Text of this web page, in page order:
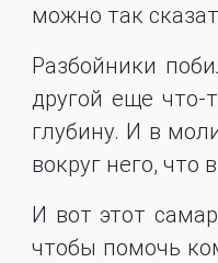
можно так
Разбойники
другой еще что-
глубину. И в
вокруг него, что
И вот этот
чтобы помочь